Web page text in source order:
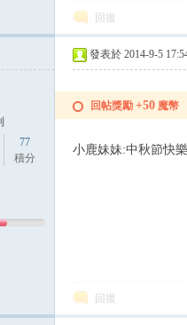
回復
77
積分
發表於 2014-9-5
回帖獎勵 +50 魔幣
小鹿妹妹:中秋節快
回復